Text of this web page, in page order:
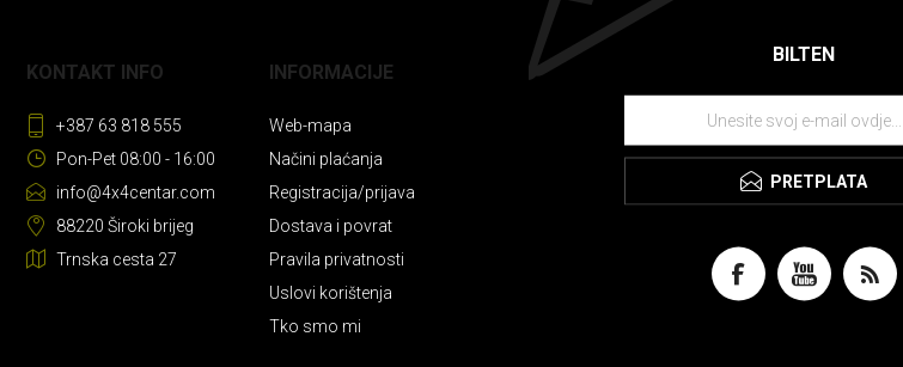
BILTEN
PRETPLATA
KONTAKT INFO
+387 63 818 555
Pon-Pet 08:00 - 16:00
info@4x4centar.com
88220 Široki brijeg
Trnska cesta 27
INFORMACIJE
Web-mapa
Načini plaćanja
Registracija/prijava
Dostava i povrat
Pravila privatnosti
Uslovi korištenja
Tko smo mi